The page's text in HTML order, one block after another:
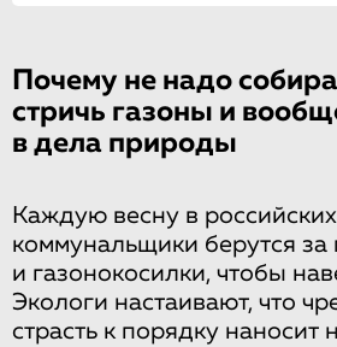
Почему не надо
стричь газоны и
в дела природы
Каждую весну в
коммунальщики берутся за
и газонокосилки, чтобы
Экологи настаивают, что
страсть к порядку